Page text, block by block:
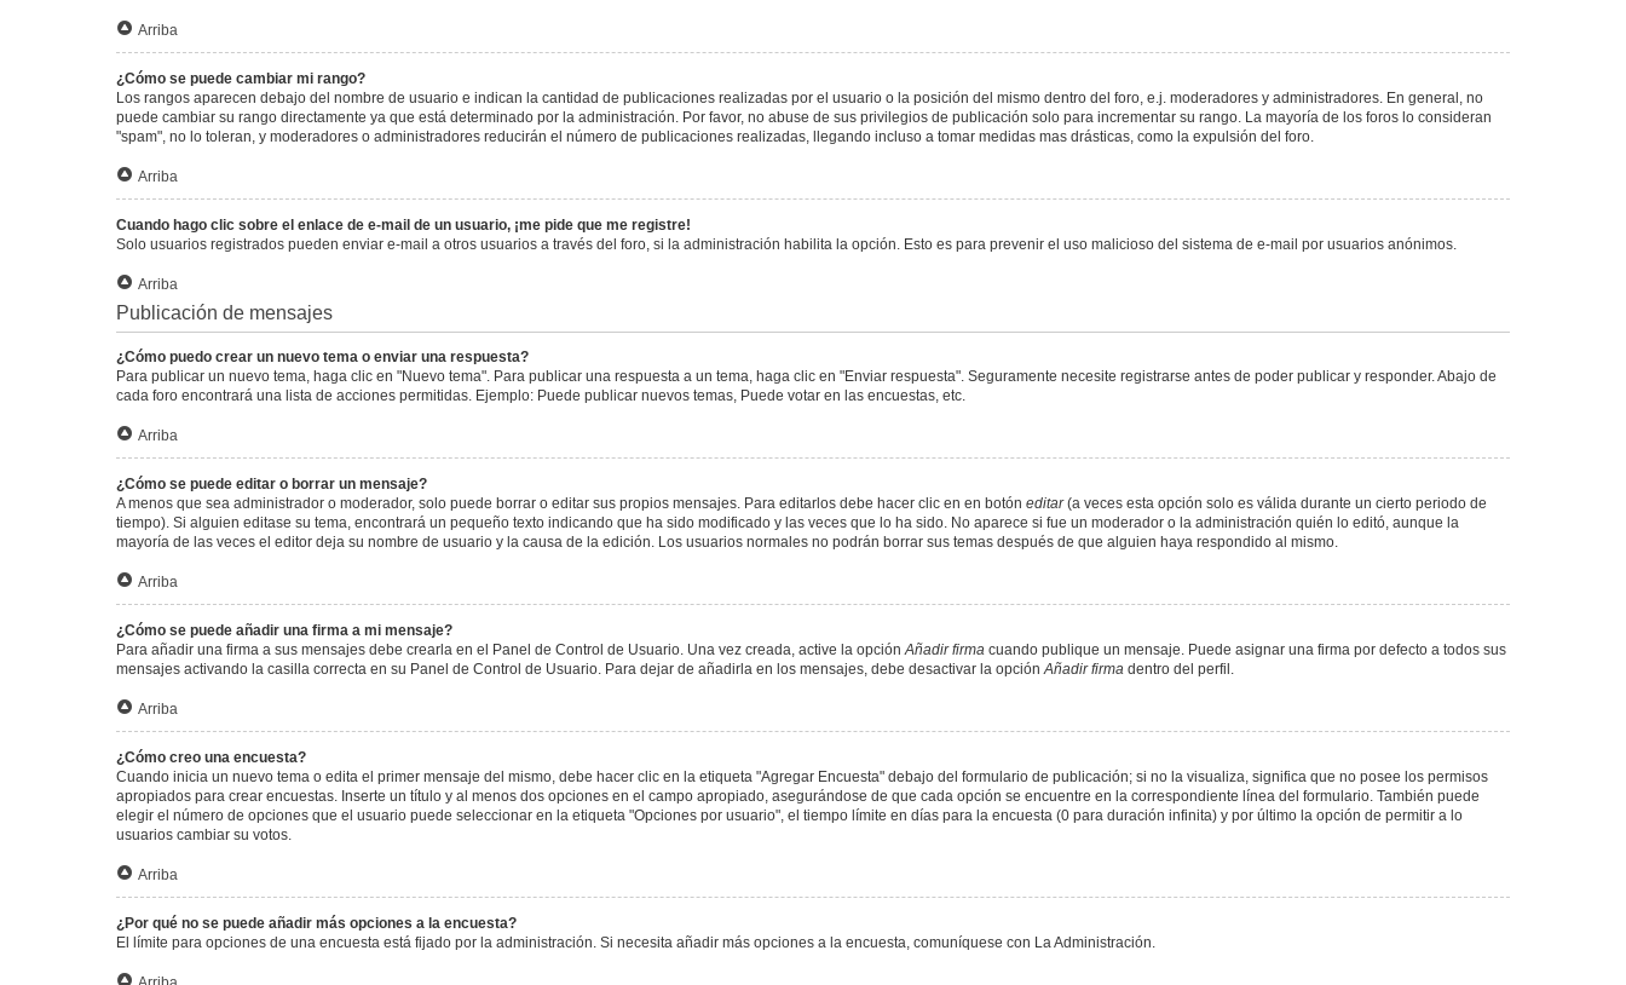
Arriba
¿Cómo se puede cambiar mi rango?
Los rangos aparecen debajo del nombre de usuario e indican la cantidad de publicaciones realizadas por el usuario o la posición del mismo dentro del foro, e.j. moderadores y administradores. En general, no
puede cambiar su rango directamente ya que está determinado por la administración. Por favor, no abuse de sus privilegios de publicación solo para incrementar su rango. La mayoría de los foros lo consideran
"spam", no lo toleran, y moderadores o administradores reducirán el número de publicaciones realizadas, llegando incluso a tomar medidas mas drásticas, como la expulsión del foro.
Arriba
Cuando hago clic sobre el enlace de e-mail de un usuario, ¡me pide que me registre!
Solo usuarios registrados pueden enviar e-mail a otros usuarios a través del foro, si la administración habilita la opción. Esto es para prevenir el uso malicioso del sistema de e-mail por usuarios anónimos.
Arriba
Publicación de mensajes
¿Cómo puedo crear un nuevo tema o enviar una respuesta?
Para publicar un nuevo tema, haga clic en "Nuevo tema". Para publicar una respuesta a un tema, haga clic en "Enviar respuesta". Seguramente necesite registrarse antes de poder publicar y responder. Abajo de
cada foro encontrará una lista de acciones permitidas. Ejemplo: Puede publicar nuevos temas, Puede votar en las encuestas, etc.
Arriba
¿Cómo se puede editar o borrar un mensaje?
A menos que sea administrador o moderador, solo puede borrar o editar sus propios mensajes. Para editarlos debe hacer clic en en botón editar(a veces esta opción solo es válida durante un cierto periodo de
tiempo). Si alguien editase su tema, encontrará un pequeño texto indicando que ha sido modificado y las veces que lo ha sido. No aparece si fue un moderador o la administración quién lo editó, aunque la
mayoría de las veces el editor deja su nombre de usuario y la causa de la edición. Los usuarios normales no podrán borrar sus temas después de que alguien haya respondido al mismo.
Arriba
¿Cómo se puede añadir una firma a mi mensaje?
Para añadir una firma a sus mensajes debe crearla en el Panel de Control de Usuario. Una vez creada, active la opciónAñadir firma cuando publique un mensaje. Puede asignar una firma por defecto a todos sus
mensajes activando la casilla correcta en su Panel de Control de Usuario. Para dejar de añadirla en los mensajes, debe desactivar la opciónAñadir firma dentro del perfil.
Arriba
¿Cómo creo una encuesta?
Cuando inicia un nuevo tema o edita el primer mensaje del mismo, debe hacer clic en la etiqueta "Agregar Encuesta" debajo del formulario de publicación; si no la visualiza, significa que no posee los permisos
apropiados para crear encuestas. Inserte un título y al menos dos opciones en el campo apropiado, asegurándose de que cada opción se encuentre en la correspondiente línea del formulario. También puede
elegir el número de opciones que el usuario puede seleccionar en la etiqueta "Opciones por usuario", el tiempo límite en días para la encuesta (0 para duración infinita) y por último la opción de permitir a lo
usuarios cambiar su votos.
Arriba
¿Por qué no se puede añadir más opciones a la encuesta?
El límite para opciones de una encuesta está fijado por la administración. Si necesita añadir más opciones a la encuesta, comuníquese con La Administración.